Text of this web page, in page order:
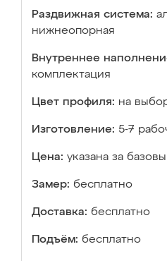
Раздвижная система:
нижнеопорная
Внутреннее
комплектация
Цвет профиля: на
Изготовление: 5-7
Цена: указана за
Замер: бесплатно
Доставка: бесплатно
Подъём: бесплатно